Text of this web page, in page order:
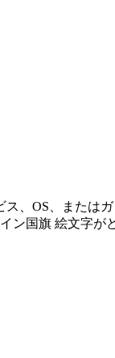
、OS、または
国旗 絵文字が